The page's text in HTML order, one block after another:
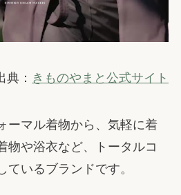
典： きものやまと公式サイト
ーマル着物から、気軽に着
物や浴衣など、トータルコ
ているブランドです。